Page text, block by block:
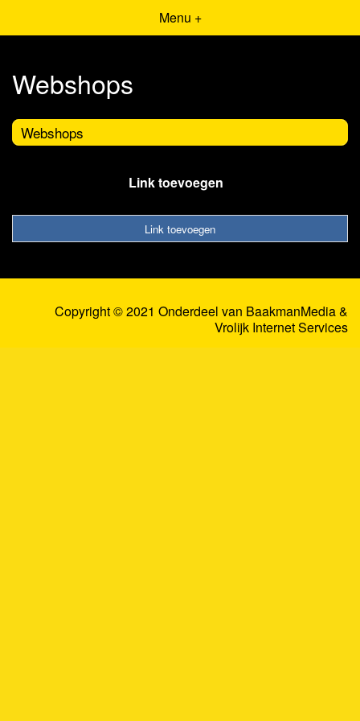
Menu +
Webshops
Webshops
Link toevoegen
Link toevoegen
Copyright © 2021 Onderdeel van BaakmanMedia&
Vrolijk Internet Services